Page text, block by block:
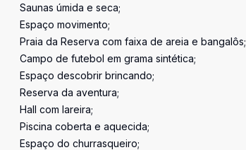
Saunas úmida e seca;
Espaço movimento;
Praia da Reserva com faixa de areia e bangalôs;
Campo de futebol em grama sintética;
Espaço descobrir brincando;
Reserva da aventura;
Hall com lareira;
Piscina coberta e aquecida;
Espaço do churrasqueiro;